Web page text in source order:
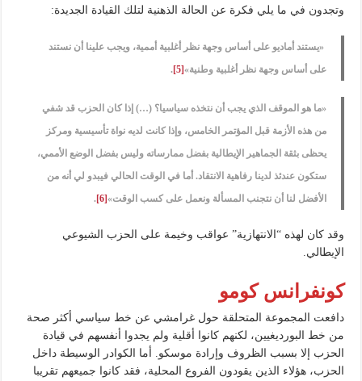
وتجدون في ما يلي فكرة عن الحالة الذهنية لتلك القيادة الجديدة:
«يستند أماديو على أساس وجهة نظر أغلبية أممية، ويجب علينا أن نستند
على أساس وجهة نظر أغلبية وطنية»[5]
.
«ما هو الموقف الذي يجب أن نتخذه سياسيا؟ (…) إذا كان الحزب قد شفي
من هذه الأزمة قبل المؤتمر الخامس، وإذا كانت لديه نواة تأسيسية ومركز
يحظى بثقة الجماهير الإيطالية بفضل ممارساته وليس بفضل الوضع الأممي،
ستكون عندئذ لدينا رفاهية الانتقاد. أما في الوقت الحالي فيبدو لي أنه من
الأفضل لنا أن نتجنب المسألة ونعمل على كسب الوقت»[6]
.
وقد كان لهذه “الانتهازية” عواقب وخيمة على الحزب الشيوعي
الإيطالي.
كونفرانس كومو
دافعت المجموعة المتحلقة حول غرامشي عن خط سياسي أكثر صحة
من خط البورديغيين، لكنهم كانوا أقلية ولم يجدوا أنفسهم في قيادة
الحزب إلا بسبب الظروف وإرادة موسكو. أما الكوادر الوسيطة داخل
الحزب، هؤلاء الذين يقودون الفروع المحلية، فقد كانوا جميعهم تقريبا